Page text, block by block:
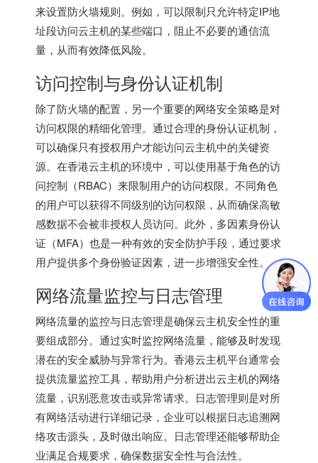
来设置防火墙规则。例如，可以限制只允许特定IP地
址段访问云主机的某些端口，阻止不必要的通信流
量，从而有效降低风险。
访问控制与身份认证机制
除了防火墙的配置，另一个重要的网络安全策略是对
访问权限的精细化管理。通过合理的身份认证机制，
可以确保只有授权用户才能访问云主机中的关键资
源。在香港云主机的环境中，可以使用基于角色的访
问控制（RBAC）来限制用户的访问权限。不同角色
的用户可以获得不同级别的访问权限，从而确保高敏
感数据不会被非授权人员访问。此外，多因素身份认
证（MFA）也是一种有效的安全防护手段，通过要求
用户提供多个身份验证因素，进一步增强安全性。
网络流量监控与日志管理
网络流量的监控与日志管理是确保云主机安全性的重
要组成部分。通过实时监控网络流量，能够及时发现
潜在的安全威胁与异常行为。香港云主机平台通常会
提供流量监控工具，帮助用户分析进出云主机的网络
流量，识别恶意攻击或异常请求。日志管理则是对所
有网络活动进行详细记录，企业可以根据日志追溯网
络攻击源头，及时做出响应。日志管理还能够帮助企
业满足合规要求，确保数据安全性与合法性。